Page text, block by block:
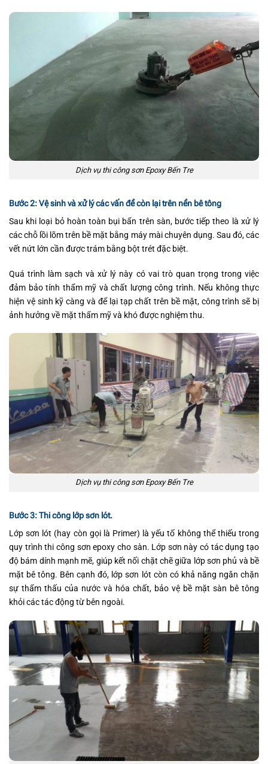
Dịch vụ thi công sơn Epoxy Bến Tre
Bước 2: Vệ sinh và xử lý các vấn đề còn lại trên nền bê tông
Sau khi loại bỏ hoàn toàn bụi bẩn trên sàn, bước tiếp theo là xử lý
các chỗ lồi lõm trên bề mặt bằng máy mài chuyên dụng. Sau đó, các
vết nứt lớn cần được trám bằng bột trét đặc biệt.
Quá trình làm sạch và xử lý này có vai trò quan trọng trong việc
đảm bảo tính thẩm mỹ và chất lượng công trình. Nếu không thực
hiện vệ sinh kỹ càng và để lại tạp chất trên bề mặt, công trình sẽ bị
ảnh hưởng về mặt thẩm mỹ và khó được nghiệm thu.
Dịch vụ thi công sơn Epoxy Bến Tre
Bước 3: Thi công lớp sơn lót.
Lớp sơn lót (hay còn gọi là Primer) là yếu tố không thể thiếu trong
quy trình thi công sơn epoxy cho sàn. Lớp sơn này có tác dụng tạo
độ bám dính mạnh mẽ, giúp kết nối chặt chẽ giữa lớp sơn phủ và bề
mặt bê tông. Bên cạnh đó, lớp sơn lót còn có khả năng ngăn chặn
sự thẩm thấu của nước và hóa chất, bảo vệ bề mặt sàn bê tông
khỏi các tác động từ bên ngoài.